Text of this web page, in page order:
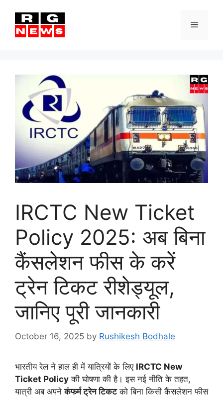
content
Menu
IRCTC New Ticket
Policy 2025: अब बिना
कैंसलेशन फीस के करें
ट्रेन टिकट रीशेड्यूल,
जानिए पूरी जानकारी
October 16, 2025 by Rushikesh Bodhale
भारतीय रेल ने हाल ही में यात्रियों के लिए IRCTC New
Ticket Policy की घोषणा की है। इस नई नीति के तहत,
यात्री अब अपनेकंफर्म ट्रेन टिकटको बिना किसी कैंसलेशन फीस